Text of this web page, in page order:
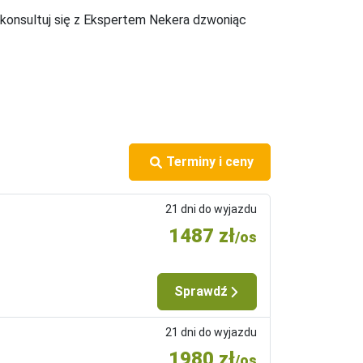
ok. 20 m2, mogący zakwaterować do
plażowa. Za dodatkową opłatą: narty
– 21.00). Od 27.05 do 13.09 raz w tygodniu
bezalkoholowe (wino, piwo, napoje gorące).
się z Ekspertem Nekera dzwoniąc
Terminy i ceny
21 dni do wyjazdu
1487 zł/os
Sprawdź
21 dni do wyjazdu